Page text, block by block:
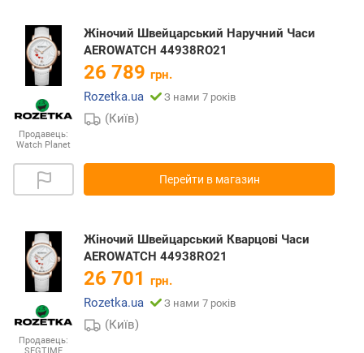
Продавець:
Watch Planet
Жіночий Швейцарський Наручний Часи
AEROWATCH 44938RO21
26 789 грн.
Rozetka.ua
З нами 7 років
(Київ)
Перейти в магазин
Продавець:
SEGTIME
Жіночий Швейцарський Кварцові Часи
AEROWATCH 44938RO21
26 701 грн.
Rozetka.ua
З нами 7 років
(Київ)